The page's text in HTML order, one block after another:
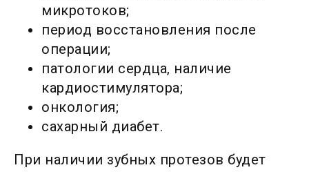
микротоков;
период восстановления после
операции;
патологии сердца, наличие
кардиостимулятора;
онкология;
сахарный диабет.
При наличии зубных протезов будет